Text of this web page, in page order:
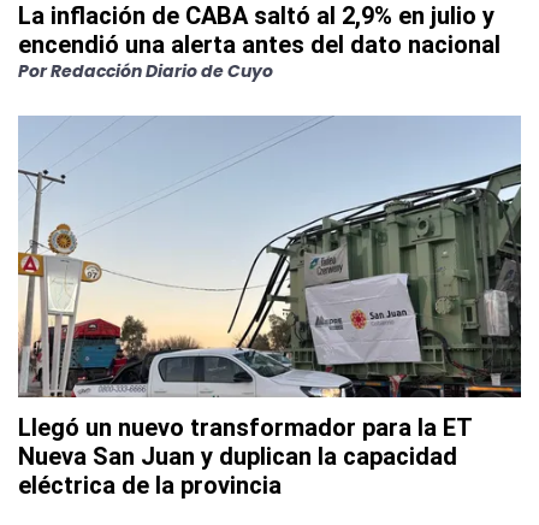
La inflación de CABA saltó al 2,9% en julio y
encendió una alerta antes del dato nacional
PorRedacción Diario de Cuyo
Llegó un nuevo transformador para la ET
Nueva San Juan y duplican la capacidad
eléctrica de la provincia